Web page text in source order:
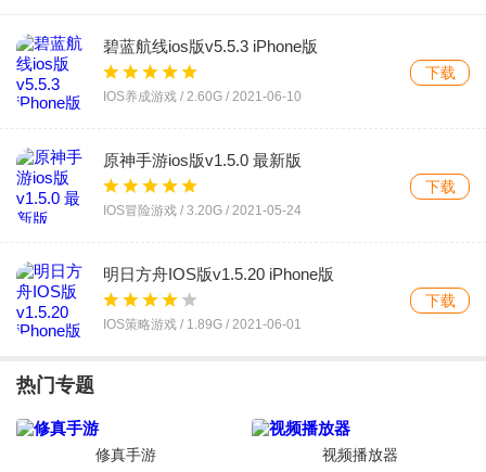
可爱龙向前冲游戏最新版v2.0.8 安卓版
下载
碧蓝航线ios版v5.5.3 iPhone版
IOS养成游戏 / 2.60G / 2021-06-10
下载
原神手游ios版v1.5.0 最新版
IOS冒险游戏 / 3.20G / 2021-05-24
下载
明日方舟IOS版v1.5.20 iPhone版
IOS策略游戏 / 1.89G / 2021-06-01
下载
热门专题
修真手游 视频播放器